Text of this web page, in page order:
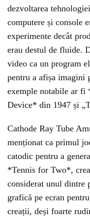
dezvoltarea
computere și console
experimente decât
erau destul de fluide.
video ca un program
pentru a afișa imagini
exemple notabile ar fi
Device* din 1947 și
Cathode Ray Tube
menționat ca primul
catodic pentru a
*Tennis for Two*,
considerat unul dintre
grafică pe ecran
creații, deși foarte